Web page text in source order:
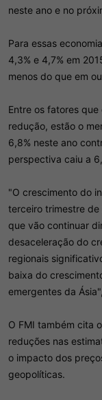
neste ano e no
Para essas
4,3% e 4,7% em
menos do que em
Entre os fatores
redução, estão o
6,8% neste ano
perspectiva caiu a
"O crescimento do
terceiro trimestre
que vão continuar
desaceleração do
regionais
baixa do
emergentes da
O FMI também cita
reduções nas
o impacto dos
geopolíticas.